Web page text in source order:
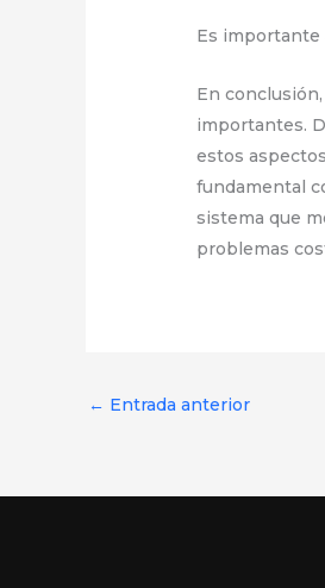
Es importante
En
importantes.
estos
fundamental
sistema que
problemas
← Entrada anterior